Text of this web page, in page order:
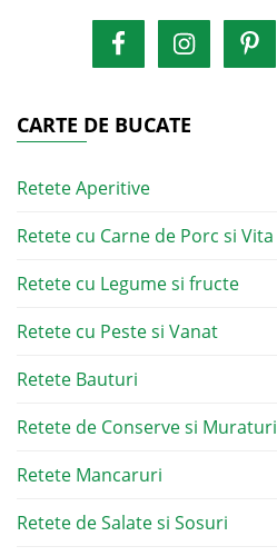
CARTE DE BUCATE
Retete Aperitive
Retete cu Carne de Porc si Vita
Retete cu Legume si fructe
Retete cu Peste si Vanat
Retete Bauturi
Retete de Conserve si Muraturi
Retete Mancaruri
Retete de Salate si Sosuri